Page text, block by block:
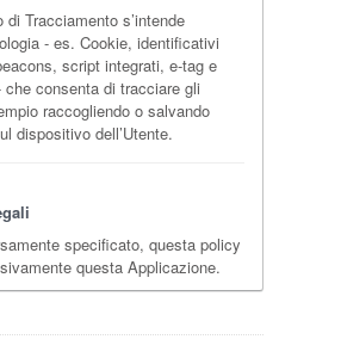
di Tracciamento s’intende
- es. Cookie, identificativi
script integrati, e-tag e
che consenta di tracciare gli
raccogliendo o salvando
dispositivo dell’Utente.
specificato, questa policy
questa Applicazione.